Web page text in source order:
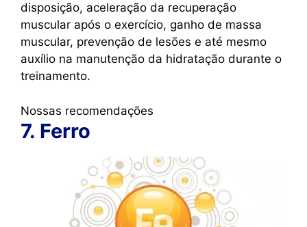
disposição, aceleração da recuperação
muscular após o exercício, ganho de massa
muscular, prevenção de lesões e até mesmo
auxílio na manutenção da hidratação durante o
treinamento.
Nossas recomendações
7. Ferro